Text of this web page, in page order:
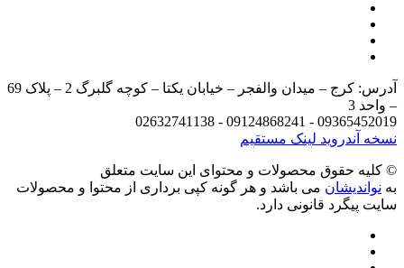
آدرس: کرج – میدان والفجر – خیابان یکتا – کوچه گلبرگ 2 – پلاک 69
3
09365452019 - 09124868241 -
آندرویدلینک مستقیم
حقوق محصولات و محتوای اين سایت متعلق
می باشد و هر گونه کپی برداری از محتوا و محصولات
پیگرد قانونی دارد.